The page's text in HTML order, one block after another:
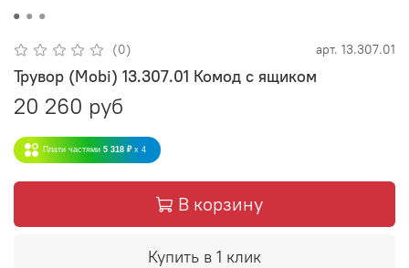
(0) арт. 13.307.01
Трувор (Mobi) 13.307.01 Комод с ящиком
20 260 руб
Плати частями 5 318 ₽ x 4
В корзину
Купить в 1 клик